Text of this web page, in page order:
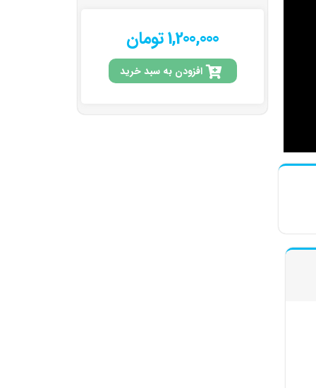
1,200,000 تومان
افزودن به سبد خرید